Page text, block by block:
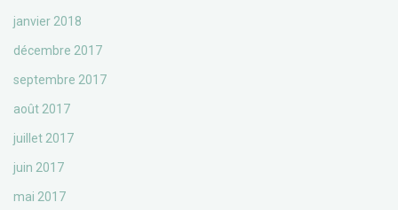
janvier 2018
décembre 2017
septembre 2017
août 2017
juillet 2017
juin 2017
mai 2017